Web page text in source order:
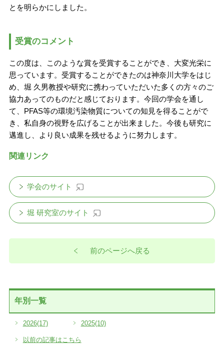
とを明らかにしました。
受賞のコメント
この度は、このような賞を受賞することができ、大変光栄に
思っています。受賞することができたのは神奈川大学をはじ
め、堀 久男教授や研究に携わっていただいた多くの方々のご
協力あってのものだと感じております。今回の学会を通し
て、 PFAS等の環境汚染物質についての知見を得ることがで
き、私自身の視野を広げることが出来ました。今後も研究に
邁進し、より良い成果を残せるように努力します。
関連リンク
学会のサイト
堀 研究室のサイト
前のページへ戻る
年別一覧
2026(17) 2025(10)
以前の記事はこちら